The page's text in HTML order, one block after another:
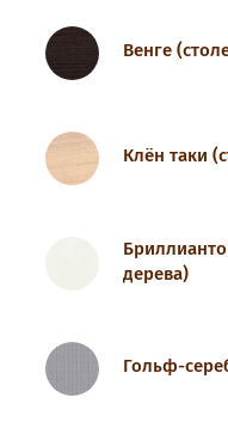
Венге
Клён таки
дерева)
Гольф-